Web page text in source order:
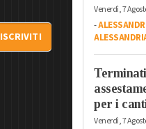
ISCRIVITI
Venerdì, 7
-
per i
Venerdì, 7